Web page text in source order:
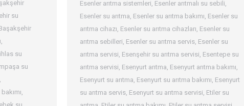
Esenler arıtma sistemleri, Esenler arıtmalı su sebili,
Esenler su arıtma, Esenler su arıtma bakımı, Esenler su
arıtma cihazı, Esenler su arıtma cihazları, Esenler su
arıtma sebilleri, Esenler su arıtma servis, Esenler su
arıtma servisi, Esenşehir su arıtma servisi, Esentepe su
arıtma servisi, Esenyurt arıtma, Esenyurt arıtma bakımı,
Esenyurt su arıtma, Esenyurt su arıtma bakımı, Esenyurt
su arıtma servis, Esenyurt su arıtma servisi, Etiler su
su
,
su
su
,
,